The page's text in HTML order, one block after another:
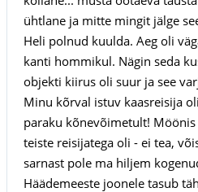
ühtlane ja mitte mingit jälge
Heli polnud kuulda. Aeg oli
kanti hommikul. Nägin seda
objekti kiirus oli suur ja see
Minu kõrval istuv kaasreisija
paraku kõnevõimetult!
teiste reisijatega oli - ei tea,
sarnast pole ma hiljem
Häädemeeste joonele tasub